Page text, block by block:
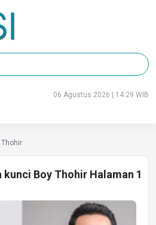
06 Agustus 2026 | 14:29 WIB
Thohir
Boy Thohir Halaman 1